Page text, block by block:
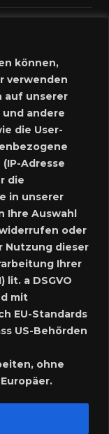
können,
verwenden
auf unserer
andere
die User-
Adresse
die
in unserer
Ihre Auswahl
oder
Nutzung dieser
Ihrer
lit. a DSGVO
mit
EU-Standards
US-Behörden
ohne